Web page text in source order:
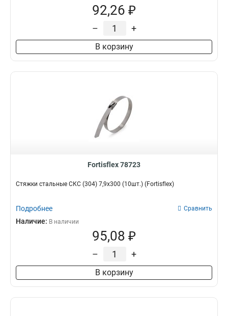
92,26 ₽
– +
В корзину
Fortisflex 78723
Стяжки стальные СКС (304) 7,9x300 (10шт.) (Fortisflex)
Подробнее Сравнить
Наличие: В наличии
95,08 ₽
– +
В корзину